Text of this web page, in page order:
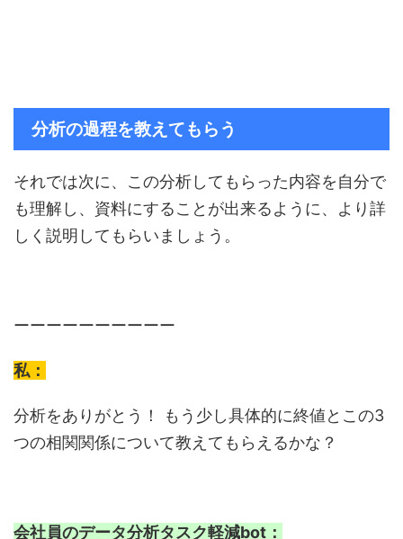
分析の過程を教えてもらう
それでは次に、この分析してもらった内容を自分で
も理解し、資料にすることが出来るように、より詳
しく説明してもらいましょう。
ーーーーーーーーーー
私：
分析をありがとう！ もう少し具体的に終値とこの3
つの相関関係について教えてもらえるかな？
会社員のデータ分析タスク軽減bot：